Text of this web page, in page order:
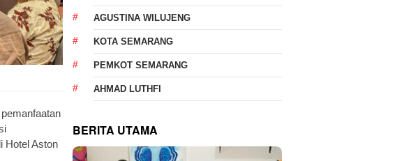
Hotel Aston
AGUSTINA WILUJENG
KOTA SEMARANG
PEMKOT SEMARANG
AHMAD LUTHFI
BERITA UTAMA